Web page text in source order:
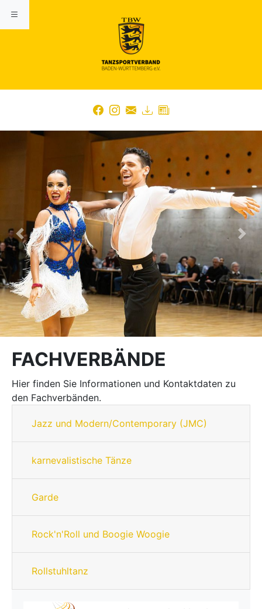
Previous Next
FACHVERBÄNDE
Hier finden Sie Informationen und Kontaktdaten zu
den Fachverbänden.
Jazz und Modern/Contemporary (JMC)
karnevalistische Tänze
Garde
Rock'n'Roll und Boogie Woogie
Rollstuhltanz